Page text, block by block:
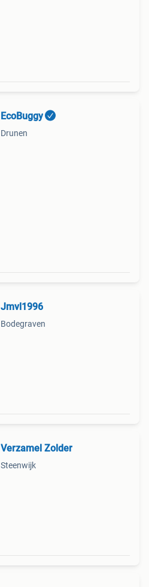
EcoBuggy
Drunen
Jmvl1996
Bodegraven
Verzamel Zolder
Steenwijk